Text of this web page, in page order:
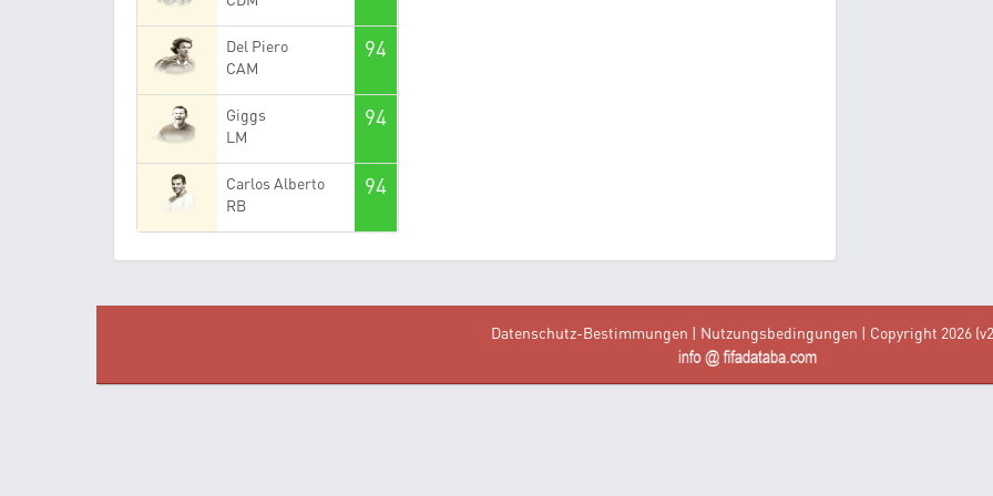
Del Piero
CAM
94
Giggs
LM
94
Carlos Alberto
RB
94
Datenschutz-Bestimmungen | Nutzungsbedingungen | Copyright 2026